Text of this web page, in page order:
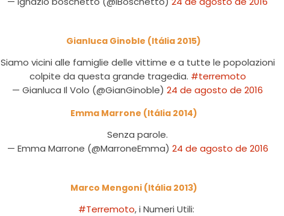
Gianluca Ginoble (Itália 2015)
Siamo vicini alle famiglie delle vittime e a tutte le popolazioni
colpite da questa grande tragedia. #terremoto
— Gianluca Il Volo (@GianGinoble) 24 de agosto de 2016
Emma Marrone (Itália 2014)
Senza parole.
— Emma Marrone (@MarroneEmma) 24 de agosto de 2016
Marco Mengoni (Itália 2013)
#Terremoto, i Numeri Utili: